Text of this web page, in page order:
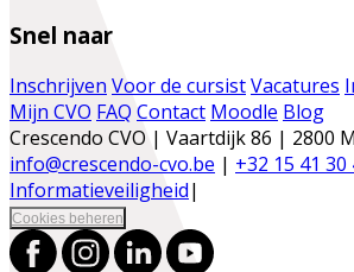
Snel naar
Inschrijven Voor de cursistVacatures
Mijn CVO FAQ Contact Moodle Blog
Crescendo CVO | Vaartdijk 86 | 2800
info@crescendo-cvo.be | +32 15 41 30
Informatieveiligheid|
Cookies beheren